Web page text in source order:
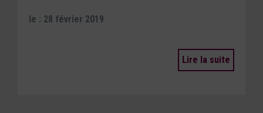
le : 28 février 2019
Lire la suite